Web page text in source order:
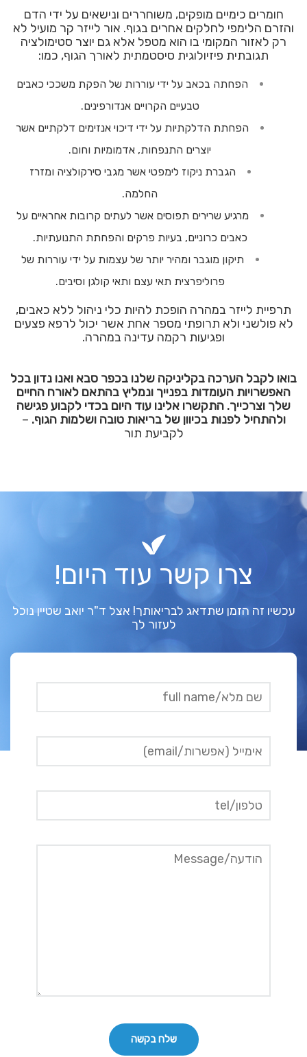
חומרים כימיים מופקים, משוחררים ונישאים על ידי הדם
והזרם הלימפי לחלקים אחרים בגוף. אור לייזר קר מועיל לא
רק לאזור המקומי בו הוא מטפל אלא גם יוצר סטימולציה
תגובתית פיזיולוגית סיסטמתית לאורך הגוף, כמו:
הפחתה בכאב על ידי עוררות של הפקת משככי כאבים
טבעיים הקרויים אנדורפינים.
הפחתת הדלקתיות על ידי דיכוי אנזימים דלקתיים אשר
יוצרים התנפחות, אדמומיות וחום.
הגברת ניקוז לימפטי אשר מגבי סירקולציה ומזרז
החלמה.
מרגיע שרירים תפוסים אשר לעתים קרובות אחראיים על
כאבים כרוניים, בעיות פרקים והפחתת התנועתיות.
תיקון מוגבר ומהיר יותר של עצמות על ידי עוררות של
פרוליפרצית תאי עצם ותאי קולגן וסיבים.
תרפיית לייזר במהרה הופכת להיות כלי ניהול ללא כאבים,
לא פולשני ולא תרופתי מספר אחת אשר יכול לרפא פצעים
ופגיעות רקמה עדינה במהרה.
בואו לקבל הערכה בקליניקה שלנו בכפר סבא ואנו נדון בכל
האפשרויות העומדות בפנייך ונמליץ בהתאם לאורח החיים
שלך וצרכייך. התקשרו אלינו עוד היום בכדי לקבוע פגישה
ולהתחיל לפנות בכיוון של בריאות טובה ושלמות הגוף. –
לקביעת תור
צרו קשר עוד היום!
עכשיו זה הזמן שתדאג לבריאותך! אצל ד"ר יואב שטיין נוכל
לעזור לך